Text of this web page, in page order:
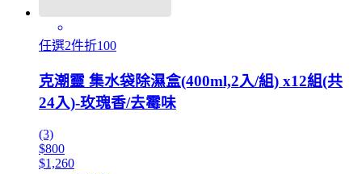
任選2件折100
克潮靈 集水袋除濕盒(400ml,2入/組) x12組(共
24入)-玫瑰香/去霉味
(3)
$800
$1,260